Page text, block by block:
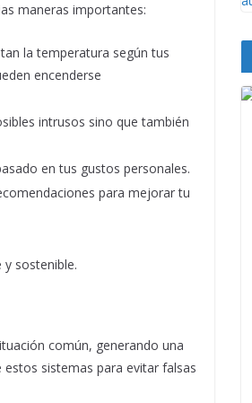
maneras importantes:
la temperatura según tus
encenderse
intrusos sino que también
en tus gustos personales.
para mejorar tu
sostenible.
común, generando una
sistemas para evitar falsas